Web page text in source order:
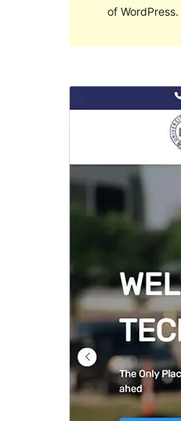
of WordPress.